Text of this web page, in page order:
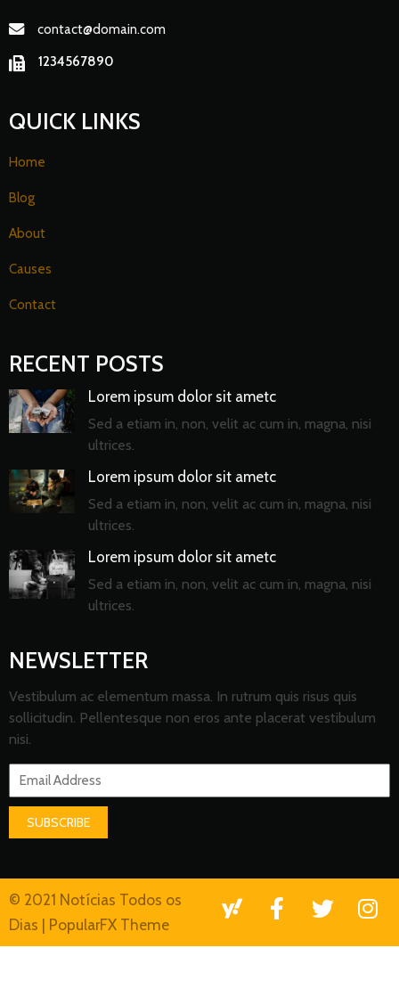
contact@domain.com
1234567890
QUICK LINKS
Home
Blog
About
Causes
Contact
RECENT POSTS
Lorem ipsum dolor sit ametc
Sed a etiam in, non, velit ac cum in, magna, nisi
ultrices.
Lorem ipsum dolor sit ametc
Sed a etiam in, non, velit ac cum in, magna, nisi
ultrices.
Lorem ipsum dolor sit ametc
Sed a etiam in, non, velit ac cum in, magna, nisi
ultrices.
NEWSLETTER
Vestibulum ac elementum massa. In rutrum quis risus quis
sollicitudin. Pellentesque non eros ante placerat vestibulum
nisi.
SUBSCRIBE
© 2021 Notícias Todos os
Dias | PopularFX Theme